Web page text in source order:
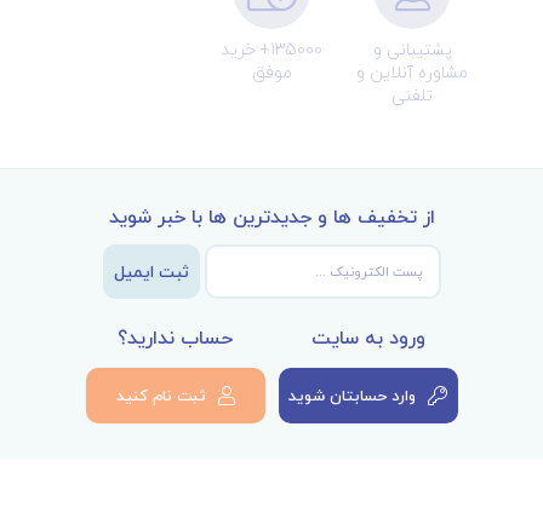
پشتیبانی و
مشاوره آنلاین و
تلفنی
135000+ خرید
موفق
از تخفیف ها و جدیدترین ها با خبر شوید
ثبت ایمیل
ورود به سایت
وارد حسابتان شوید
حساب ندارید؟
ثبت نام کنید